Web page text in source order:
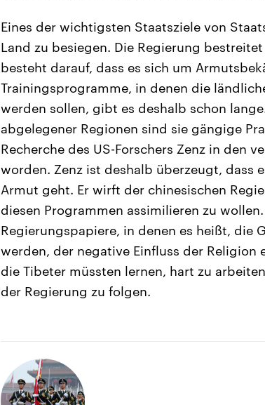
Eines der wichtigsten Staatsziele von
Land zu besiegen. Die Regierung
besteht darauf, dass es sich um
Trainingsprogramme, in denen die
werden sollen, gibt es deshalb schon
abgelegener Regionen sind sie gängige
Recherche des US-Forschers Zenz in den
worden. Zenz ist deshalb überzeugt, dass
Armut geht. Er wirft der chinesischen
diesen Programmen assimilieren zu
Regierungspapiere, in denen es heißt, die
werden, der negative Einfluss der
die Tibeter müssten lernen, hart zu
der Regierung zu folgen.